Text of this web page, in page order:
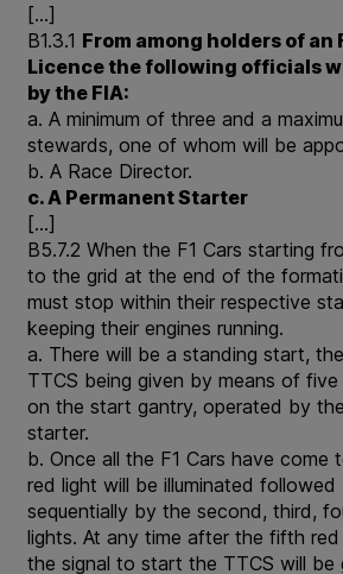
[…]
B1.3.1 From among holders of an
Licence the following officials
by the FIA:
a. A minimum of three and a
stewards, one of whom will be
b. A Race Director.
c. A Permanent Starter
[…]
B5.7.2 When the F1 Cars starting
to the grid at the end of the
must stop within their respective
keeping their engines running.
a. There will be a standing start,
TTCS being given by means of five
on the start gantry, operated by
starter.
b. Once all the F1 Cars have come
red light will be illuminated followed
sequentially by the second, third,
lights. At any time after the fifth red
the signal to start the TTCS will be